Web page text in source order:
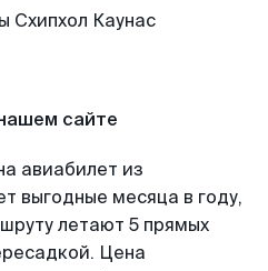
сайте
авиабилет из
выгодные месяца в году,
летают 5 прямых
Цена